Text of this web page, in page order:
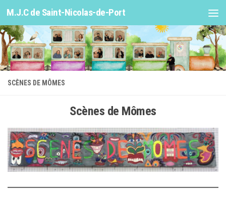
Skip to content
M.J.C de Saint-Nicolas-de-Port
SCÈNES DE MÔMES
Scènes de Mômes